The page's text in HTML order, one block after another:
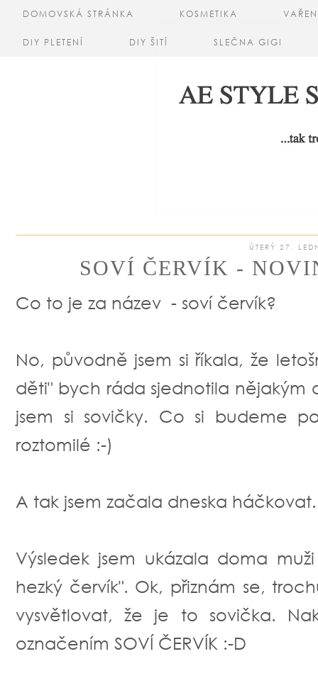
DOMOVSKÁ STRÁNKA KOSMETIKA
DIY PLETENÍ DIY ŠITÍ SLEČNA GIGI
ÚTERÝ 27.
SOVÍ ČERVÍK -
Co to je za název - soví červík?
No, původně jsem si říkala, že
děti" bych ráda sjednotila nějakým
jsem si sovičky. Co si budeme
roztomilé :-)
A tak jsem začala dneska
Výsledek jsem ukázala doma
hezký červík". Ok, přiznám se,
vysvětlovat, že je to sovička.
označením SOVÍ ČERVÍK :-D